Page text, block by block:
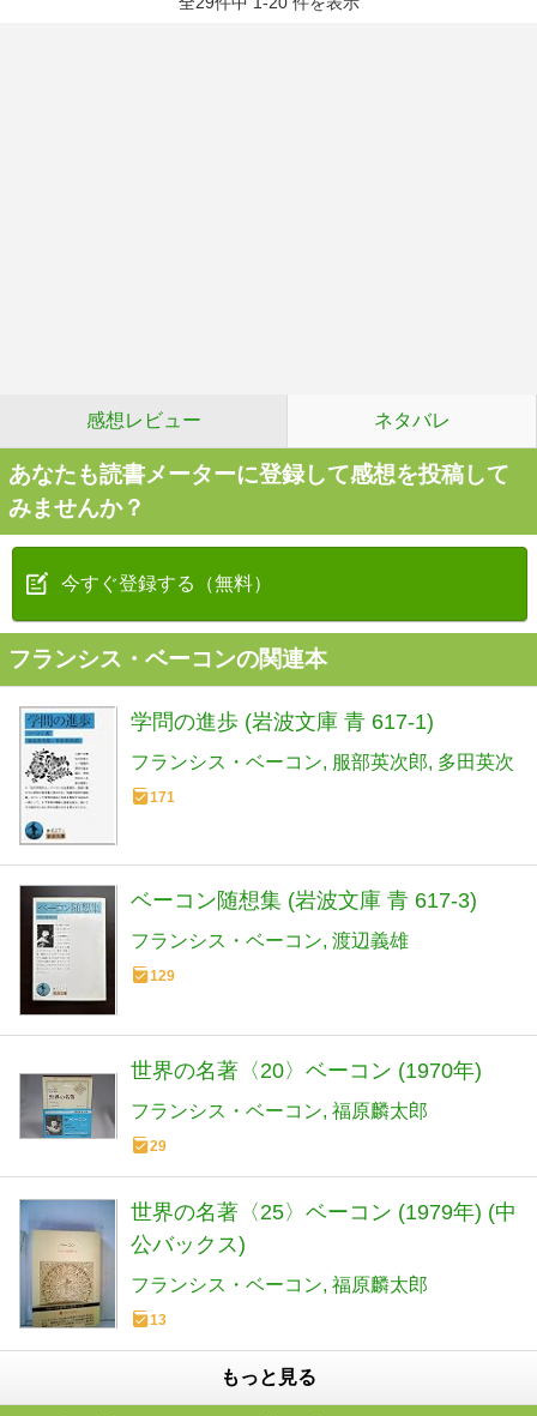
感想レビュー ネタバレ
あなたも読書メーターに登録して感想を投稿して
みませんか？
今すぐ登録する（無料）
フランシス・ベーコンの関連本
学問の進歩 (岩波文庫 青 617-1)
フランシス・ベーコン 服部英次郎 多田英次
171
ベーコン随想集 (岩波文庫 青 617-3)
フランシス・ベーコン 渡辺義雄
129
世界の名著〈20〉ベーコン (1970年)
フランシス・ベーコン 福原麟太郎
29
世界の名著〈25〉ベーコン (1979年) (中
公バックス)
フランシス・ベーコン 福原麟太郎
13
もっと見る